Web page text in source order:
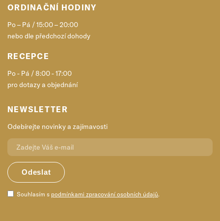
ORDINAČNÍ HODINY
Po – Pá / 15:00 – 20:00
nebo dle předchozí dohody
RECEPCE
Po - Pá / 8:00 - 17:00
pro dotazy a objednání
NEWSLETTER
Odebírejte novinky a zajímavosti
Souhlasím s podmínkami zpracování osobních údajů.